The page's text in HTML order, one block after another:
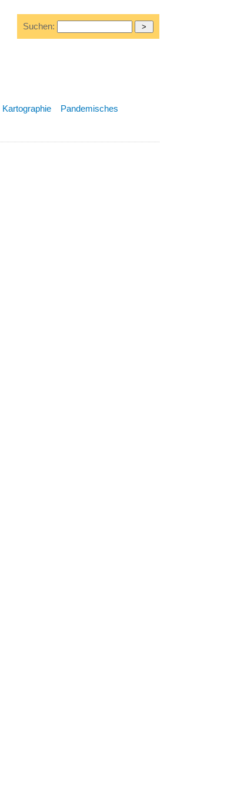
Suchen:
Kartographie
Pandemisches